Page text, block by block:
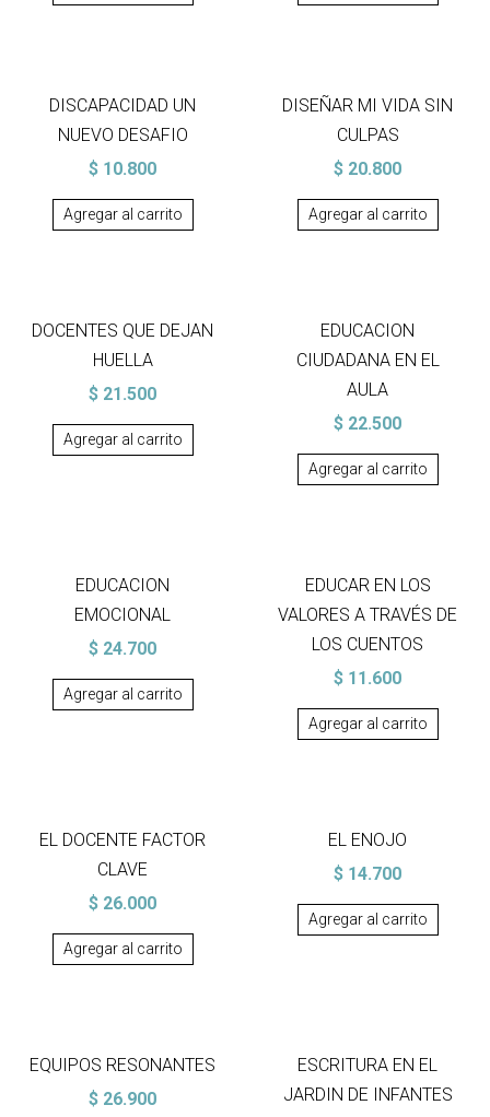
DISCAPACIDAD UN
NUEVO DESAFIO
$ 10.800
Agregar al carrito
DISEÑAR MI VIDA SIN
CULPAS
$ 20.800
Agregar al carrito
DOCENTES QUE DEJAN
HUELLA
$ 21.500
Agregar al carrito
EDUCACION
CIUDADANA EN EL
AULA
$ 22.500
Agregar al carrito
EDUCACION
EMOCIONAL
$ 24.700
Agregar al carrito
EDUCAR EN LOS
VALORES A TRAVÉS DE
LOS CUENTOS
$ 11.600
Agregar al carrito
EL DOCENTE FACTOR
CLAVE
$ 26.000
Agregar al carrito
EL ENOJO
$ 14.700
Agregar al carrito
EQUIPOS RESONANTES
$ 26.900
ESCRITURA EN EL
JARDIN DE INFANTES